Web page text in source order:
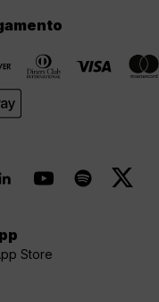
Store